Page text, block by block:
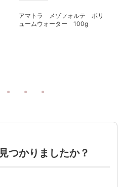
アマトラ メゾフォルテ ボリ
ュームウォーター 100g
つかりましたか？